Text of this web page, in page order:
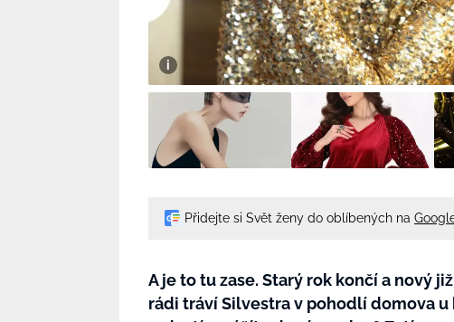
Přidejte si Svět ženy do oblíbených na
A je to tu zase. Starý rok končí a nový
rádi tráví Silvestra v pohodlí domova